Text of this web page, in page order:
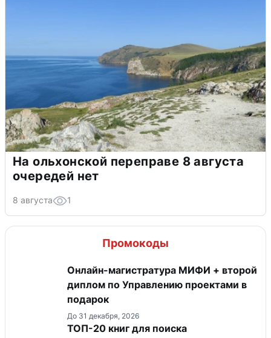
На ольхонской переправе 8 августа
очередей нет
8 августа 1
Промокоды
Онлайн-магистратура МИФИ + второй
диплом по Управлению проектами в
подарок
До 31 декабря, 2026
ТОП-20 книг для поиска